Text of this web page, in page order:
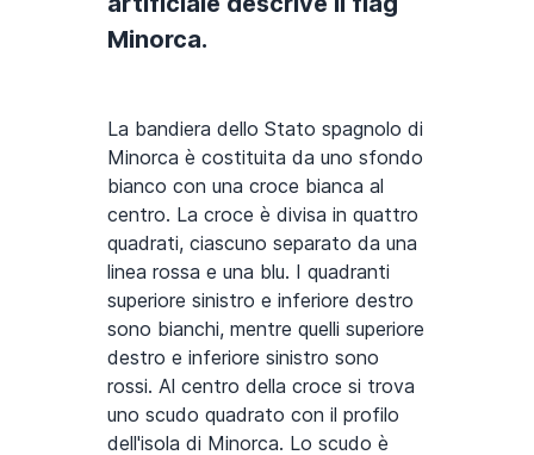
Minorca.
La bandiera dello Stato spagnolo di
Minorca è costituita da uno sfondo
bianco con una croce bianca al
centro. La croce è divisa in quattro
quadrati, ciascuno separato da una
linea rossa e una blu. I quadranti
superiore sinistro e inferiore destro
sono bianchi, mentre quelli superiore
destro e inferiore sinistro sono
rossi. Al centro della croce si trova
uno scudo quadrato con il profilo
dell'isola di Minorca. Lo scudo è